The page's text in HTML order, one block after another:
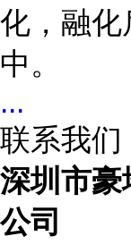
化，融化
中。
...
联系我们
深圳市豪
公司